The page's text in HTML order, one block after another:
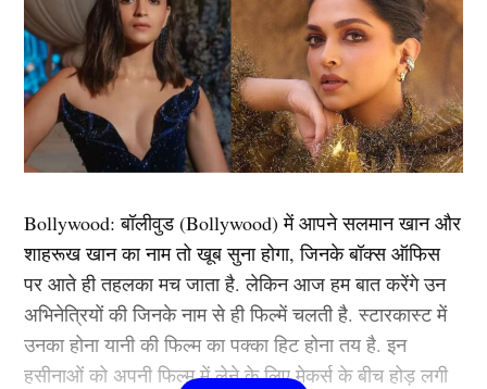
Next Article
Bollywood:बॉलीवुड (Bollywood)में आपने सलमान खान और
शाहरूख खान का नाम तो खूब सुना होगा, जिनके बॉक्स ऑफिस
पर आते ही तहलका मच जाता है. लेकिन आज हम बात करेंगे उन
अभिनेत्रियों की जिनके नाम से ही फिल्में चलती है. स्टारकास्ट में
उनका होना यानी की फिल्म का पक्का हिट होना तय है. इन
हसीनाओं को अपनी फिल्म में लेने के लिए मेकर्स के बीच होड़ लगी